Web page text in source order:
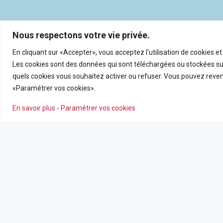
Nous respectons votre vie privée.
En cliquant sur «Accepter», vous acceptez l'utilisation de cookies
Les cookies sont des données qui sont téléchargées ou stockées
quels cookies vous souhaitez activer ou refuser. Vous pouvez
«Paramétrer vos cookies».
En savoir plus - Paramétrer vos cookies